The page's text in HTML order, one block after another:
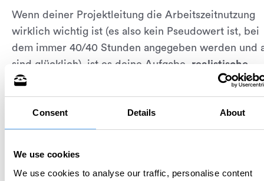
Consent Details About
We use cookies
We use cookies to analyse our traffic, personalise content
Wenn deiner Projektleitung die Arbeitszeitnutzung
wirklich wichtig ist (es also kein Pseudowert ist, bei
dem immer 40/40 Stunden angegeben werden und
sind glücklich), ist es deine Aufgabe, realistische,
nutzbare Daten
zu liefern. Und wieder gilt hier:
ein Zeitprotokoll kannst du gar nicht genau wissen,
viel Zeit du bestimmten Kundenprojekten jeden Tag
gewidmet hast. Du arbeitest mit Schätzwerten, was